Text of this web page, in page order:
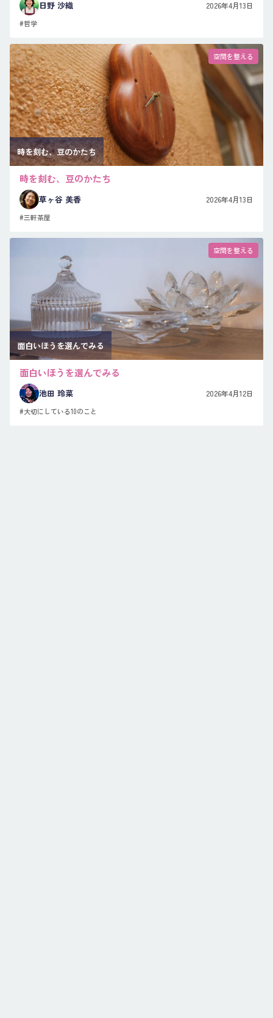
日野 沙織 2026年4月13日
#哲学
空間を整える
時を刻む、豆のかたち
時を刻む、豆のかたち
草ヶ谷 美香 2026年4月13日
#三軒茶屋
空間を整える
面白いほうを選んでみる
面白いほうを選んでみる
池田 玲菜 2026年4月12日
#大切にしている10のこと